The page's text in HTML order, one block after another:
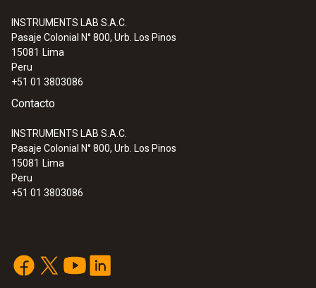
INSTRUMENTS LAB S.A.C.
Pasaje Colonial N° 800, Urb. Los Pinos
15081 Lima
Peru
+51 01 3803086
Contacto
INSTRUMENTS LAB S.A.C.
Pasaje Colonial N° 800, Urb. Los Pinos
15081 Lima
Peru
+51 01 3803086